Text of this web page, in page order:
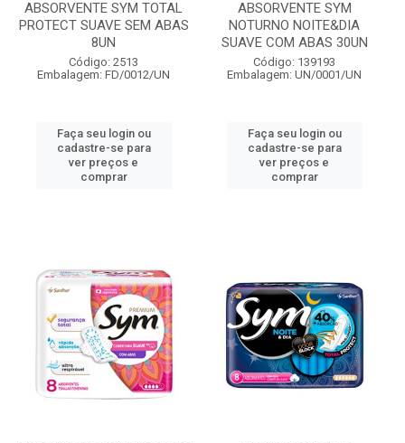
ABSORVENTE SYM TOTAL
PROTECT SUAVE SEM ABAS
8UN
Código: 2513
Embalagem: FD/0012/UN
Faça seu login ou
cadastre-se para
ver preços e
comprar
ABSORVENTE SYM
NOTURNO NOITE&DIA
SUAVE COM ABAS 30UN
Código: 139193
Embalagem: UN/0001/UN
Faça seu login ou
cadastre-se para
ver preços e
comprar